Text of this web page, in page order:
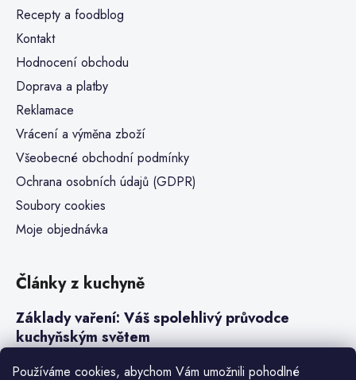
Používáme cookies, abychom Vám umožnili pohodlné
Recepty a foodblog
Kontakt
Hodnocení obchodu
Doprava a platby
Reklamace
Vrácení a výměna zboží
Všeobecné obchodní podmínky
Ochrana osobních údajů (GDPR)
Soubory cookies
Moje objednávka
Články z kuchyně
Základy vaření: Váš spolehlivý průvodce
kuchyňským světem
Steaky a sous-vide vaření